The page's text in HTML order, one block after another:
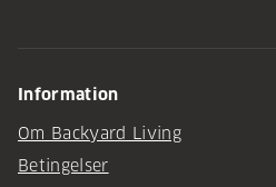
Information
Om Backyard Living
Betingelser